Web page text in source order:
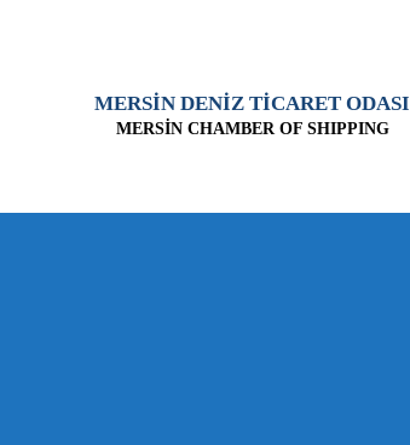
MERSİN DENİZ TİCARET ODASI
MERSİN CHAMBER OF SHIPPING